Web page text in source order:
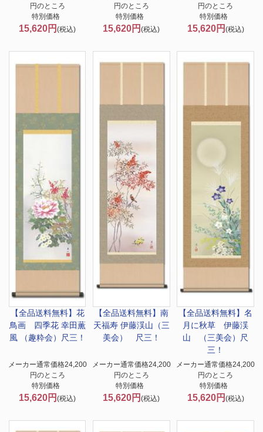
円のところ
特別価格
15,620円(税込)
円のところ
特別価格
15,620円(税込)
円のところ
特別価格
15,620円 (税込)
【全品送料無料】 花
鳥画 四季花 幸田薫
風 （趣粋会）尺三！
メーカー通常価格24,200
円のところ
特別価格
15,620円(税込)
【全品送料無料】 南
天福寿 伊藤渓山（三
美会） 尺三！
メーカー通常価格24,200
円のところ
特別価格
15,620円(税込)
【全品送料無料】名
月に秋草 伊藤渓
山 （三美会）尺
三！
メーカー通常価格24,200
円のところ
特別価格
15,620円 (税込)